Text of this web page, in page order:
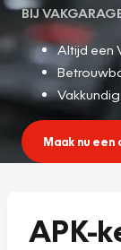
BIJ
Altijd een
Maak nu een
APK-